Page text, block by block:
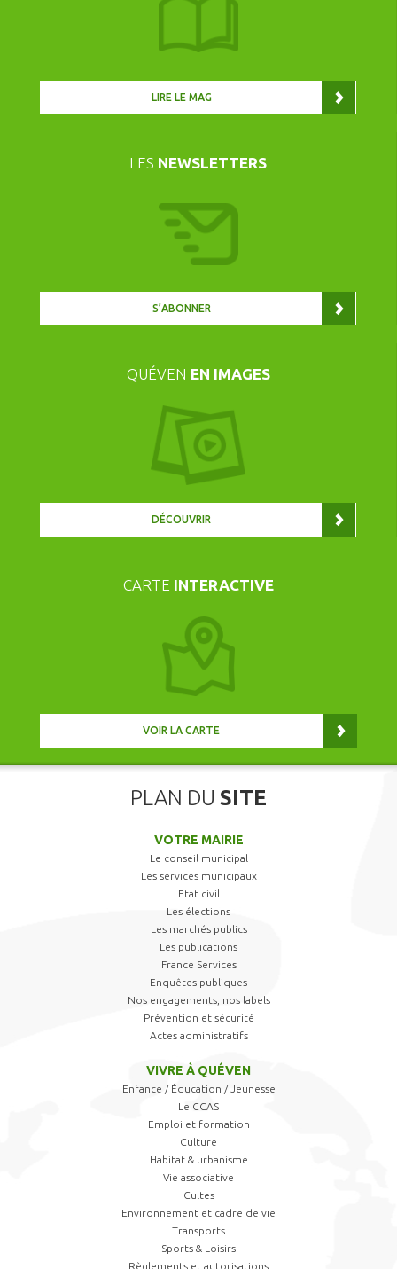
LIRE LE MAG
LES NEWSLETTERS
S’ABONNER
QUÉVEN EN IMAGES
DÉCOUVRIR
CARTE INTERACTIVE
VOIR LA CARTE
PLAN DU SITE
VOTRE MAIRIE
Le conseil municipal
Les services municipaux
Etat civil
Les élections
Les marchés publics
Les publications
France Services
Enquêtes publiques
Nos engagements, nos labels
Prévention et sécurité
Actes administratifs
VIVRE À QUÉVEN
Enfance / Éducation / Jeunesse
Le CCAS
Emploi et formation
Culture
Habitat & urbanisme
Vie associative
Cultes
Environnement et cadre de vie
Transports
Sports & Loisirs
Règlements et autorisations